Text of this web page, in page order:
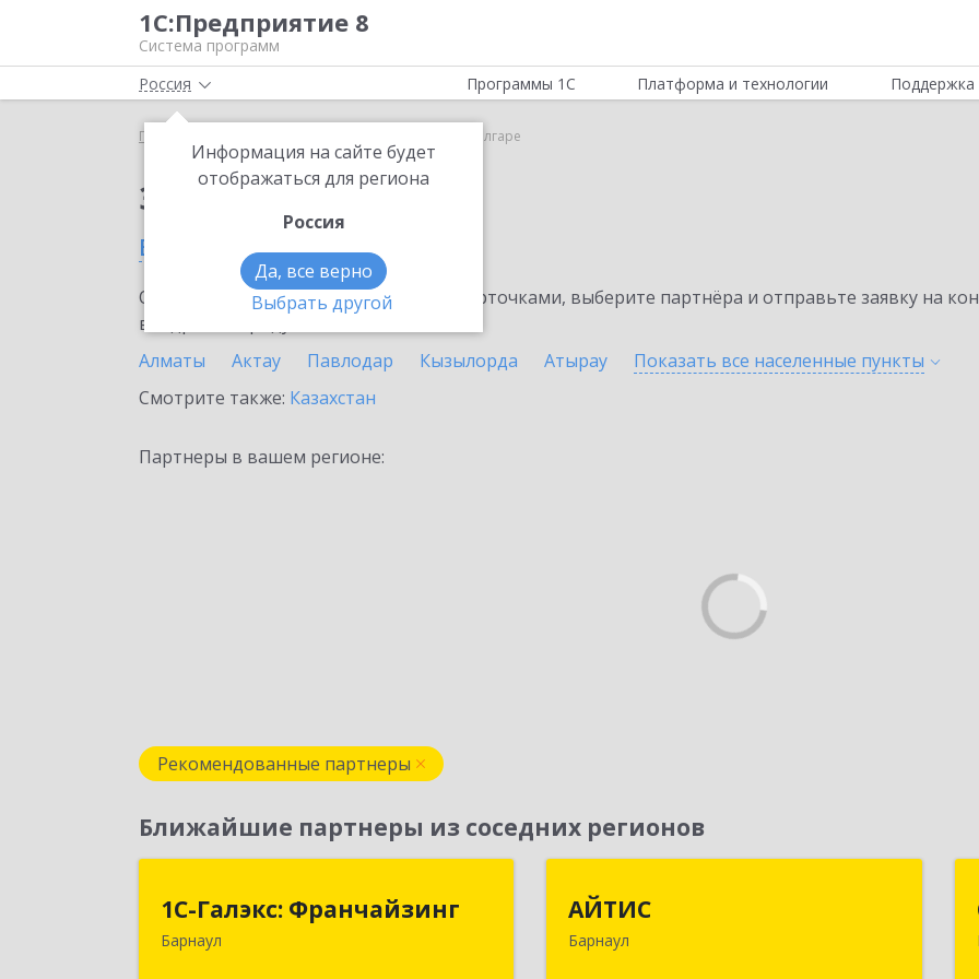
1С:Предприятие 8
Система программ
Россия
Информация на сайте будет
отображаться для региона
Россия
Да, все верно
Выбрать другой
Программы 1С Платформа и технологии Поддержка
Главная 1С:Share в Талгаре
Заказать 1С:Share
в Талгаре
Ознакомьтесь с информационными карточками, выберите партнёра и отправьте заявку на
внедрение продукта.
Алматы
Актау Павлодар Кызылорда Атырау Показать все населенные пункты
Смотрите также: Казахстан
Партнеры в вашем регионе:
Рекомендованные партнеры
Ближайшие партнеры из соседних регионов
1С-Галэкс: Франчайзинг
Барнаул
1С-Галэкс: Франчайзинг
656015, Алтайский край, Барнаул г,
АЙТИС
Барнаул656067, Алтайский край, Барнаул г,